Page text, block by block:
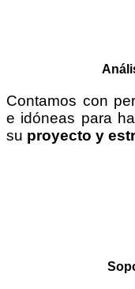
Contamos con
e idóneas para
su proyecto y